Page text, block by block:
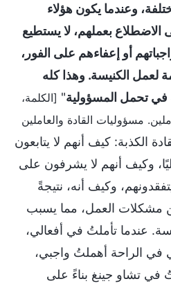
وعندما يكون هؤلاء
بعملهم، لا يستطيع
أو إعفاءهم على الفور،
الكنيسة. وهذا كله
في تحمل المسؤولية" [الكلمة،
مسؤوليات القادة والعاملين
الكذبة: كيف أنهم لا يتابعون
وكيف أنهم لا يشرفون على
وكيف أنه، نتيجةً
مشكلات العمل، مما يسبب
عندما تأملتُ في أفعالي،
الراحة أهملتُ واجبي،
تشاو جينغ بناءً على